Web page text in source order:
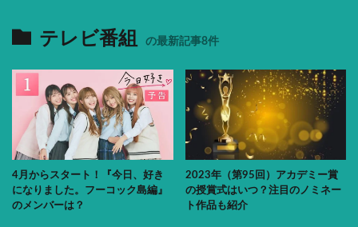
テレビ番組 の最新記事8件
4月からスタート！『今日、好き
になりました。フーコック島編』
のメンバーは？
2023年（第95回）アカデミー賞
の授賞式はいつ？注目のノミネー
ト作品も紹介